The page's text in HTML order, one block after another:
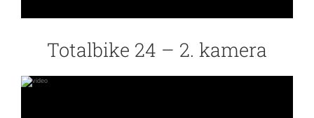
Totalbike 24 – 2. kamera